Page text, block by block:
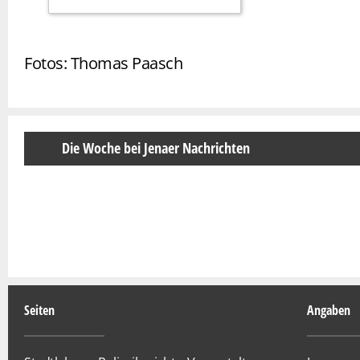
Fotos: Thomas Paasch
Die Woche bei Jenaer Nachrichten
Seiten Angaben